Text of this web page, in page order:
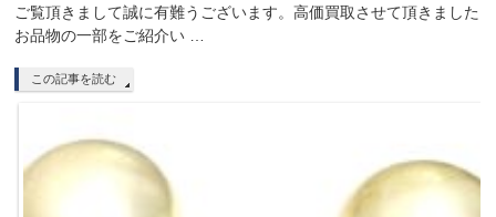
ご覧頂きまして誠に有難うございます。高価買取させて頂きました
お品物の一部をご紹介い …
この記事を読む